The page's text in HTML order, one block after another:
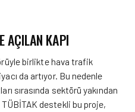
AÇILAN KAPI
birlikte hava trafik
da artıyor. Bu nedenle
sırasında sektörü yakından
TÜBİTAK destekli bu proje,